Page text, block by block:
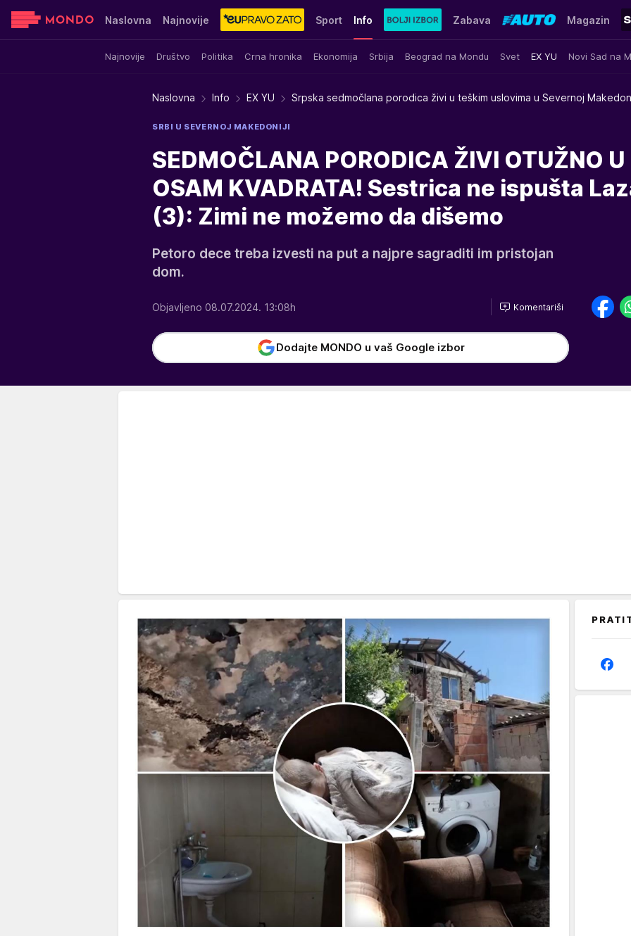
Naslovna Najnovije Sport Info
Najnovije Društvo Politika Crna hronika Ekonomija Srbija Beograd na Mondu Svet EX YU Novi Sad na
Zabava Magazin
Sensa Stvar ukusa Yumama
Naslovna Info EX YU Srpska sedmočlana porodica živi u teškim uslovima u Severnoj
SRBI U SEVERNOJ MAKEDONIJI
SEDMOČLANA PORODICA ŽIVI OTUŽNO U
OSAM KVADRATA! Sestrica ne ispušta
(3): Zimi ne možemo da dišemo
Petoro dece treba izvesti na put a najpre sagraditi im pristojan
dom.
Objavljeno 08.07.2024. 13:08h Komentariši
Dodajte MONDO u vaš Google izbor